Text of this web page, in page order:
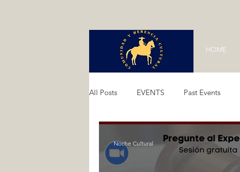
HOME
All Posts EVENTS Past Events
Noche Cultural